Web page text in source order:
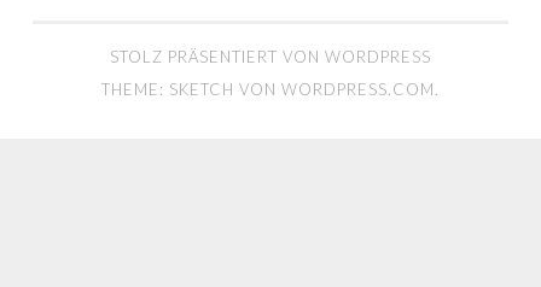
STOLZ PRÄSENTIERT VON WORDPRESS
THEME: SKETCH VON WORDPRESS.COM